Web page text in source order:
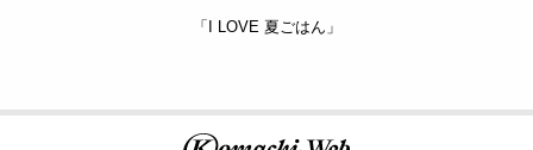
「I LOVE 夏ごはん」